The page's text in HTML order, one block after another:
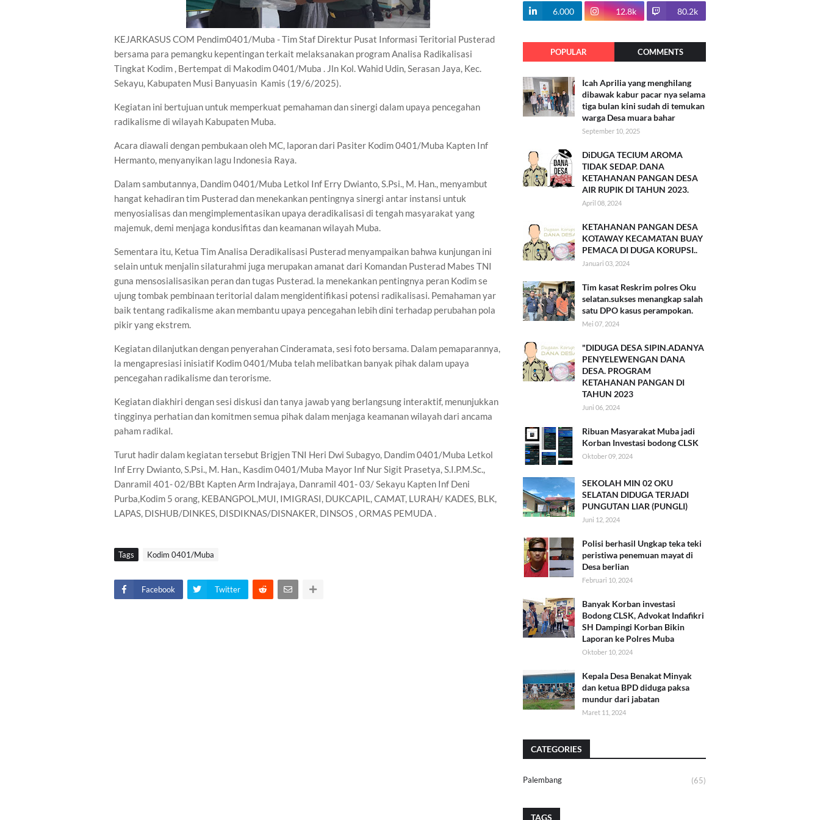
KEJARKASUS COM Pendim0401/Muba - Tim Staf Direktur Pusat Informasi Teritorial Pusterad
bersama para pemangku kepentingan terkait melaksanakan program Analisa Radikalisasi
Tingkat Kodim , Bertempat di Makodim 0401/Muba . Jln Kol. Wahid Udin, Serasan Jaya, Kec.
Sekayu, Kabupaten Musi Banyuasin Kamis (19/6/2025).
Kegiatan ini bertujuan untuk memperkuat pemahaman dan sinergi dalam upaya pencegahan
radikalisme di wilayah Kabupaten Muba.
Acara diawali dengan pembukaan oleh MC, laporan dari Pasiter Kodim 0401/Muba Kapten Inf
Hermanto, menyanyikan lagu Indonesia Raya.
Dalam sambutannya, Dandim 0401/Muba Letkol Inf Erry Dwianto, S.Psi., M. Han., menyambut
hangat kehadiran tim Pusterad dan menekankan pentingnya sinergi antar instansi untuk
menyosialisas dan mengimplementasikan upaya deradikalisasi di tengah masyarakat yang
majemuk, demi menjaga kondusifitas dan keamanan wilayah Muba.
Sementara itu, Ketua Tim Analisa Deradikalisasi Pusterad menyampaikan bahwa kunjungan ini
selain untuk menjalin silaturahmi juga merupakan amanat dari Komandan Pusterad Mabes TNI
guna mensosialisasikan peran dan tugas Pusterad. la menekankan pentingnya peran Kodim se
ujung tombak pembinaan teritorial dalam mengidentifikasi potensi radikalisasi. Pemahaman yar
baik tentang radikalisme akan membantu upaya pencegahan lebih dini terhadap perubahan pola
pikir yang ekstrem.
Kegiatan dilanjutkan dengan penyerahan Cinderamata, sesi foto bersama. Dalam pemaparannya,
la mengapresiasi inisiatif Kodim 0401/Muba telah melibatkan banyak pihak dalam upaya
pencegahan radikalisme dan terorisme.
Kegiatan diakhiri dengan sesi diskusi dan tanya jawab yang berlangsung interaktif, menunjukkan
tingginya perhatian dan komitmen semua pihak dalam menjaga keamanan wilayah dari ancama
paham radikal.
Turut hadir dalam kegiatan tersebut Brigjen TNI Heri Dwi Subagyo, Dandim 0401/Muba Letkol
Inf Erry Dwianto, S.Psi., M. Han., Kasdim 0401/Muba Mayor Inf Nur Sigit Prasetya, S.I.P.M.Sc.,
Danramil 401- 02/BBt Kapten Arm Indrajaya, Danramil 401- 03/ Sekayu Kapten Inf Deni
Purba,Kodim 5 orang, KEBANGPOL,MUI, IMIGRASI, DUKCAPIL, CAMAT, LURAH/ KADES, BLK,
LAPAS, DISHUB/DINKES, DISDIKNAS/DISNAKER, DINSOS , ORMAS PEMUDA .
Tags Kodim 0401/Muba
Facebook Twitter
100.7k
6.000 12.8k 80.2k
POPULAR COMMENTS
Icah Aprilia yang menghilang
dibawak kabur pacar nya selama
tiga bulan kini sudah di temukan
warga Desa muara bahar
September 10, 2025
DiDUGA TECIUM AROMA
TIDAK SEDAP. DANA
KETAHANAN PANGAN DESA
AIR RUPIK DI TAHUN 2023.
April 08, 2024
KETAHANAN PANGAN DESA
KOTAWAY KECAMATAN BUAY
PEMACA DI DUGA KORUPSI..
Januari 03, 2024
Tim kasat Reskrim polres Oku
selatan.sukses menangkap salah
satu DPO kasus perampokan.
Mei 07, 2024
"DIDUGA DESA SIPIN.ADANYA
PENYELEWENGAN DANA
DESA. PROGRAM
KETAHANAN PANGAN DI
TAHUN 2023
Juni 06, 2024
Ribuan Masyarakat Muba jadi
Korban Investasi bodong CLSK
Oktober 09, 2024
SEKOLAH MIN 02 OKU
SELATAN DIDUGA TERJADI
PUNGUTAN LIAR (PUNGLI)
Juni 12, 2024
Polisi berhasil Ungkap teka teki
peristiwa penemuan mayat di
Desa berlian
Februari 10, 2024
Banyak Korban investasi
Bodong CLSK, Advokat Indafikri
SH Dampingi Korban Bikin
Laporan ke Polres Muba
Oktober 10, 2024
Kepala Desa Benakat Minyak
dan ketua BPD diduga paksa
mundur dari jabatan
Maret 11, 2024
CATEGORIES
Palembang (65)
TAGS